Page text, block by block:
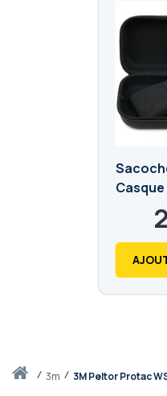
Accueil
3m 3M Peltor Protac
29,99